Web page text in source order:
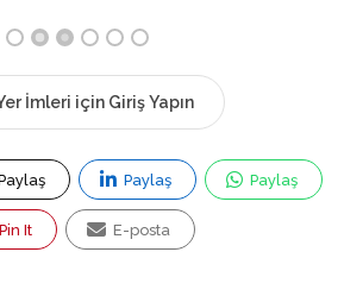
İmleri için Giriş Yapın
Paylaş Paylaş
Pin It E-posta